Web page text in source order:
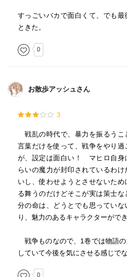
すっごいバカで面白くて、でも最
ときた。
0
お散歩アッシュさん
3
戦乱の時代で、暴力を振るうこ
言葉だけを使って、戦争をやり
が、設定は面白い！ マヒロ自身
らいの魔力が封印されているわ
いし、使わせようとさせないた
る舞うのだけどそこが実は策士
分の命は、どうとでも思ってい
り、魅力のあるキャラクターがで
戦争ものなので、1巻では物語
していて今後を気にさせる感じで
0